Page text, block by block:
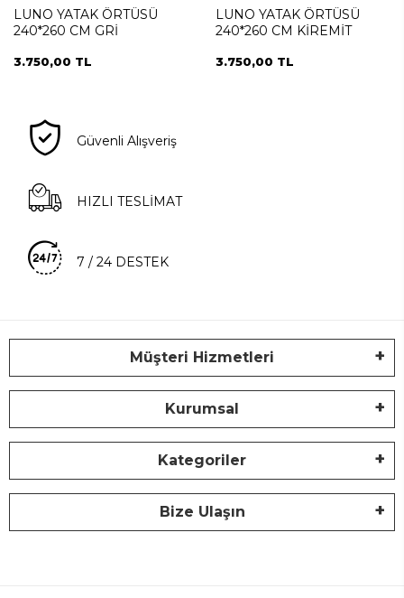
LUNO YATAK ÖRTÜSÜ
240*260 CM GRİ
3.750,00 TL
LUNO YATAK ÖRTÜSÜ
240*260 CM KİREMİT
3.750,00 TL
Güvenli Alışveriş
HIZLI TESLİMAT
7 / 24 DESTEK
Müşteri Hizmetleri
Kurumsal
Kategoriler
Bize Ulaşın